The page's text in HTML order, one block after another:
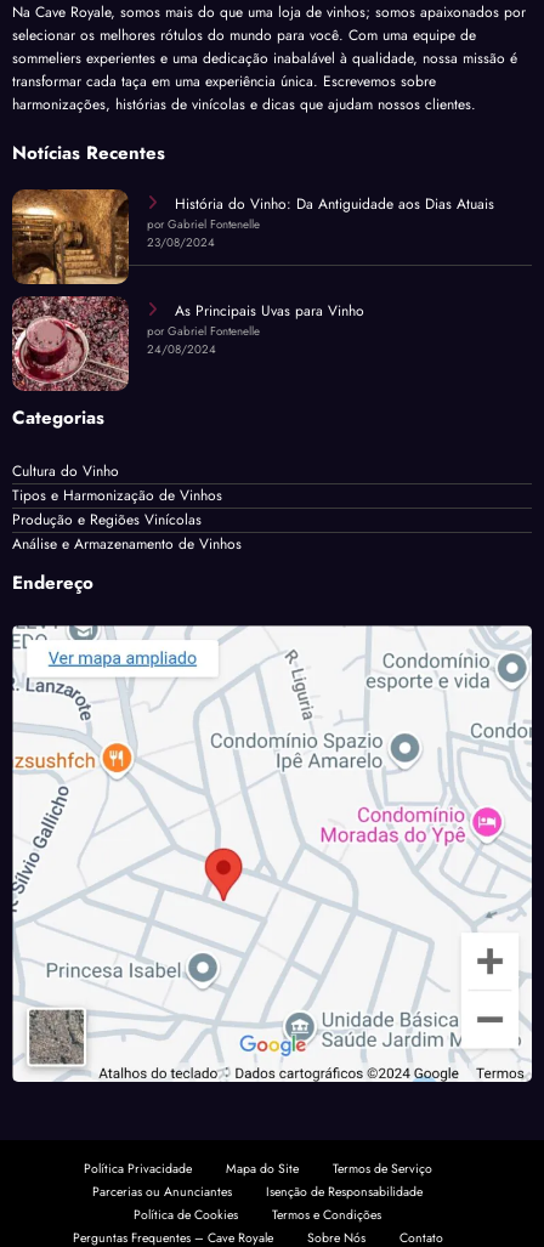
Na Cave Royale, somos mais do que uma loja de vinhos; somos apaixonados por
selecionar os melhores rótulos do mundo para você. Com uma equipe de
sommeliers experientes e uma dedicação inabalável à qualidade, nossa missão é
transformar cada taça em uma experiência única. Escrevemos sobre
harmonizações, histórias de vinícolas e dicas que ajudam nossos clientes.
Notícias Recentes
História do Vinho: Da Antiguidade aos Dias Atuais
por Gabriel Fontenelle
23/08/2024
As Principais Uvas para Vinho
por Gabriel Fontenelle
24/08/2024
Categorias
Cultura do Vinho
Tipos e Harmonização de Vinhos
Produção e Regiões Vinícolas
Análise e Armazenamento de Vinhos
Endereço
Política Privacidade Mapa do Site
Termos de Serviço
Parcerias ou Anunciantes
Isenção de Responsabilidade
Política de Cookies
Termos e Condições
Perguntas Frequentes – Cave Royale
Sobre Nós Contato